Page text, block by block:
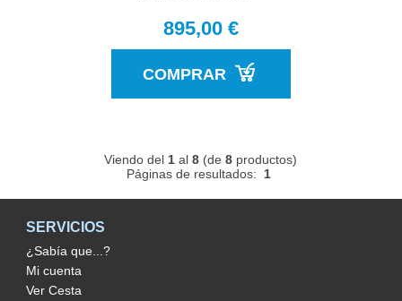
895,00 €
COMPRAR
Viendo del 1 al8 (de8 productos)
Páginas de resultados: 1
SERVICIOS
¿Sabía que...?
Mi cuenta
Ver Cesta